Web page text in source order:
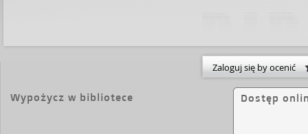
Zaloguj się by ocenić
Wypożycz w bibliotece Dostęp